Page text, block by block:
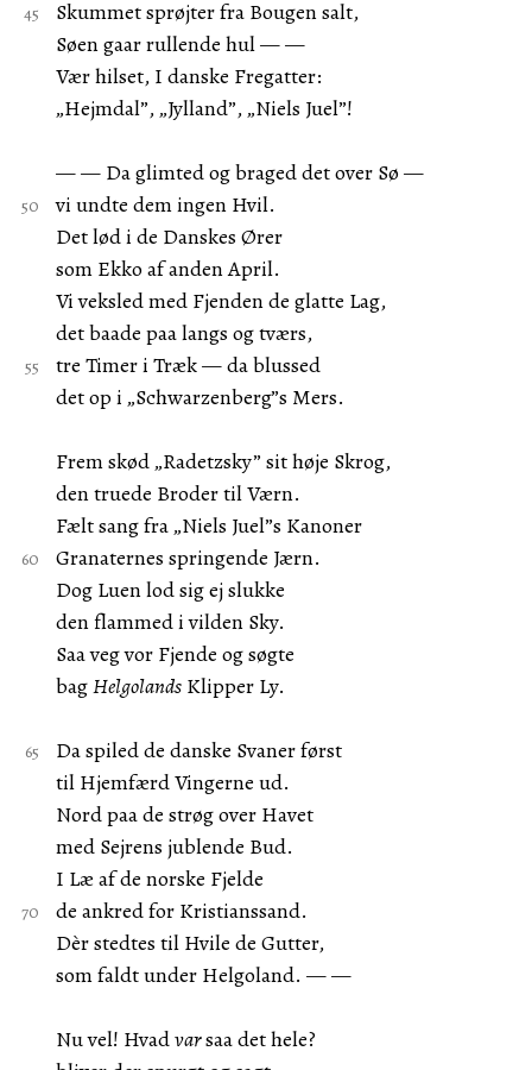
Skummet sprøjter fra Bougen salt,
Søen gaar rullende hul — —
Vær hilset, I danske Fregatter:
„Hejmdal”, „Jylland”, „Niels Juel”!
— — Da glimted og braged det over Sø —
vi undte dem ingen Hvil.
Det lød i de Danskes Ører
som Ekko af anden April.
Vi veksled med Fjenden de glatte Lag,
det baade paa langs og tværs,
tre Timer i Træk — da blussed
det op i „Schwarzenberg”s Mers.
Frem skød „Radetzsky” sit høje Skrog,
den truede Broder til Værn.
Fælt sang fra „Niels Juel”s Kanoner
Granaternes springende Jærn.
Dog Luen lod sig ej slukke
den flammed i vilden Sky.
Saa veg vor Fjende og søgte
bagHelgolandsKlipper Ly.
Da spiled de danske Svaner først
til Hjemfærd Vingerne ud.
Nord paa de strøg over Havet
med Sejrens jublende Bud.
I Læ af de norske Fjelde
de ankred for Kristianssand.
Dèr stedtes til Hvile de Gutter,
som faldt under Helgoland. — —
Nu vel! Hvadvarsaa det hele?